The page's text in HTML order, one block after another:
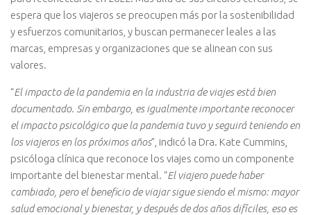
espera que los viajeros se preocupen más por la sostenibilidad
y esfuerzos comunitarios, y buscan permanecer leales a las
marcas, empresas y organizaciones que se alinean con sus
valores.
“El impacto de la pandemia en la industria de viajes está bien
documentado. Sin embargo, es igualmente importante reconocer
el impacto psicológico que la pandemia tuvo y seguirá teniendo en
los viajeros en los próximos años”, indicó la Dra. Kate Cummins,
psicóloga clínica que reconoce los viajes como un componente
importante del bienestar mental. “El viajero puede haber
cambiado, pero el beneficio de viajar sigue siendo el mismo: mayor
salud emocional y bienestar, y después de dos años difíciles, eso es